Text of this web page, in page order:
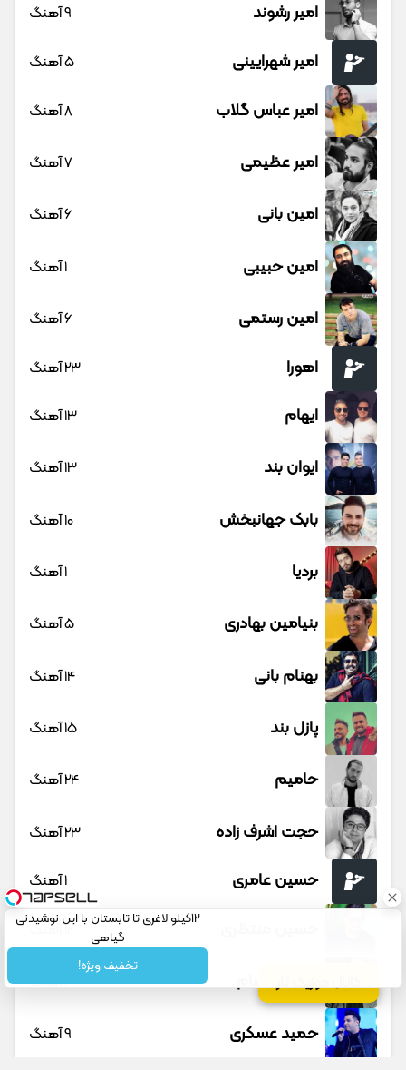
کانال موزیک تار
امیر رشوند 9 آهنگ
امیر شهرایینی 5 آهنگ
امیر عباس گلاب 8 آهنگ
امیر عظیمی 7 آهنگ
امین بانی 6 آهنگ
امین حبیبی 1 آهنگ
امین رستمی 6 آهنگ
اهورا 23 آهنگ
ایهام 13 آهنگ
ایوان بند 13 آهنگ
بابک جهانبخش 10 آهنگ
بردیا 1 آهنگ
بنیامین بهادری 5 آهنگ
بهنام بانی 14 آهنگ
پازل بند 15 آهنگ
حامیم 24 آهنگ
حجت اشرف زاده 23 آهنگ
حسین عامری 1 آهنگ
12 آهنگ
حمید حسام 1 آهنگ
حمید عسکری 9 آهنگ
12کیلو لاغری تا تابستان با این نوشیدنی
گیاهی
تخفیف ویژه!